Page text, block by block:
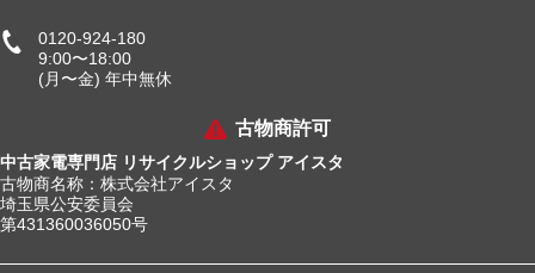
0120-924-180
9:00〜18:00
(月〜金) 年中無休
古物商許可
中古家電専門店 リサイクルショップ アイスタ
古物商名称：株式会社アイスタ
埼玉県公安委員会
第431360036050号